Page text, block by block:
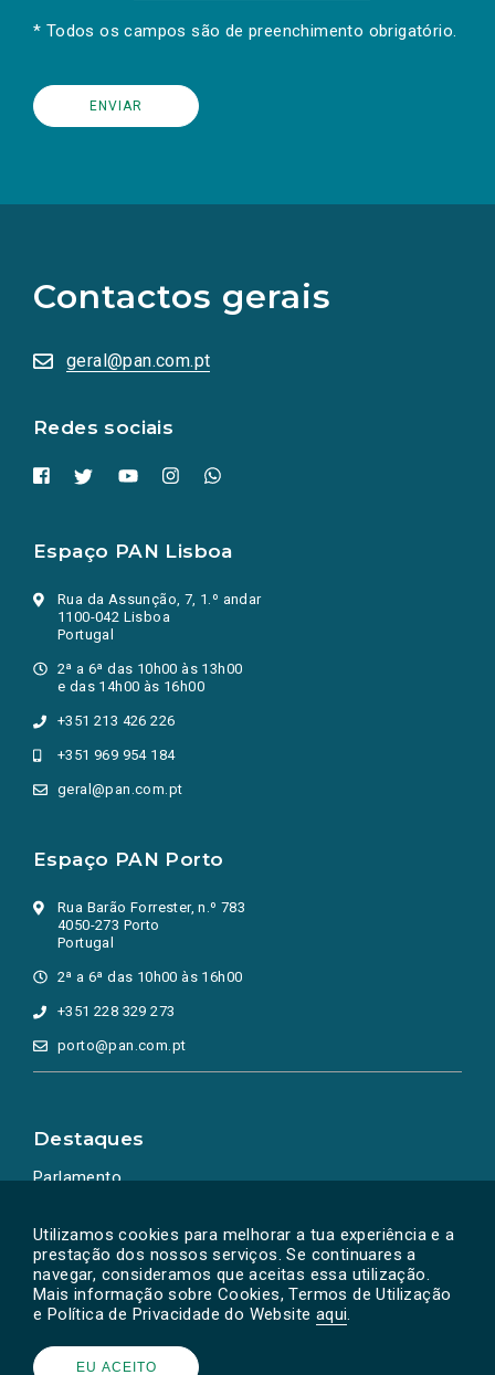
Utilizamos cookies para melhorar a tua experiência e a
prestação dos nossos serviços. Se continuares a
navegar, consideramos que aceitas essa utilização.
Mais informação sobre Cookies, Termos de Utilização
e Política de Privacidade do Website aqui.
EU ACEITO
* Todos os campos são de preenchimento obrigatório.
Contactos gerais
geral@pan.com.pt
Redes sociais
redes
sociais
numa
nova
Espaço PAN Lisboa
Rua da Assunção, 7, 1.º andar
1100-042 Lisboa
Portugal
2ª a 6ª das 10h00 às 13h00
e das 14h00 às 16h00
+351 213 426 226
+351 969 954 184
geral@pan.com.pt
Espaço PAN Porto
Rua Barão Forrester, n.º 783
4050-273 Porto
Portugal
2ª a 6ª das 10h00 às 16h00
+351 228 329 273
porto@pan.com.pt
Destaques
Parlamento